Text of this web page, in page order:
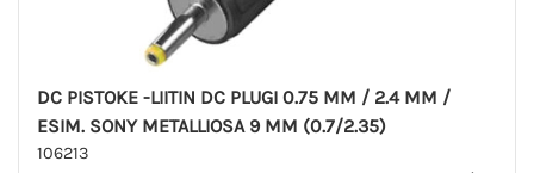
DC PISTOKE -LIITIN DC PLUGI 0.75 MM / 2.4 MM /
ESIM. SONY METALLIOSA 9 MM (0.7/2.35)
106213